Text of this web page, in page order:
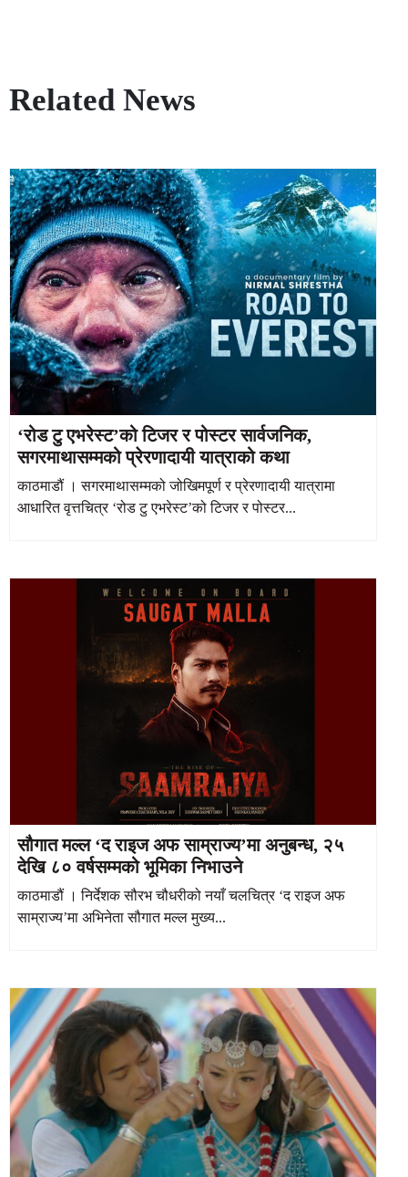
Related News
‘रोड टु एभरेस्ट’को टिजर र पोस्टर सार्वजनिक,
सगरमाथासम्मको प्रेरणादायी यात्राको कथा
काठमाडौं । सगरमाथासम्मको जोखिमपूर्ण र प्रेरणादायी यात्रामा
आधारित वृत्तचित्र ‘रोड टु एभरेस्ट’को टिजर र पोस्टर...
सौगात मल्ल ‘द राइज अफ साम्राज्य’मा अनुबन्ध, २५
देखि ८० वर्षसम्मको भूमिका निभाउने
काठमाडौं । निर्देशक सौरभ चौधरीको नयाँ चलचित्र ‘द राइज अफ
साम्राज्य’मा अभिनेता सौगात मल्ल मुख्य...